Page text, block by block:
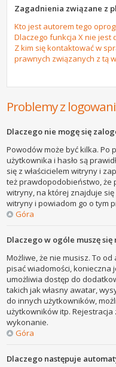
Zagadnienia związane z
Kto jest autorem tego
Dlaczego funkcja X nie jest
Z kim się kontaktować w
prawnych związanych z tą
Problemy z
Dlaczego nie mogę się
Powodów może być kilka. Po
użytkownika i hasło są
się z właścicielem witryny i
też prawdopodobieństwo, że
witryny, na której znajduje się
witryny i powiadom go o tym
Góra
Dlaczego w ogóle muszę
Możliwe, że nie musisz. To
pisać wiadomości, konieczna
umożliwia dostęp do
takich jak własny awatar,
do innych użytkowników,
użytkowników itp. Rejestracja
wykonanie.
Góra
Dlaczego następuje